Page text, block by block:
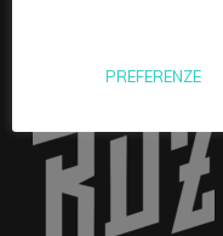
PREFERENZE